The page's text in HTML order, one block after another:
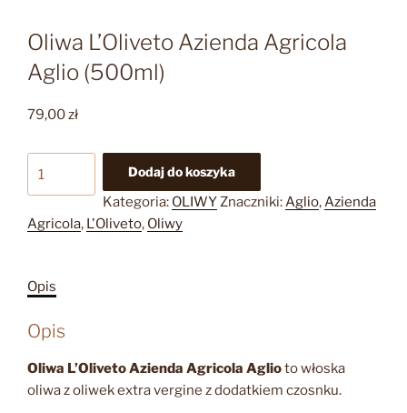
Oliwa L’Oliveto Azienda Agricola
Aglio (500ml)
79,00zł
Oliwa
Azienda
(500ml)
Dodaj do koszyka
Kategoria: OLIWYZnaczniki:Aglio,Azienda
Agricola, L'Oliveto, Oliwy
Opis
Opis
Oliwa L’Oliveto Azienda Agricola Aglioto włoska
oliwa z oliwek extra vergine z dodatkiem czosnku.